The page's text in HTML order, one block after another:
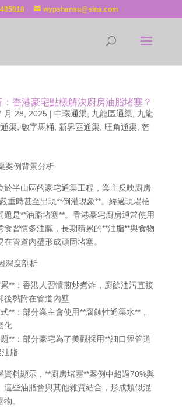
wypshansu@sina.com
香港豪宅點樣解決廚房油脂堵塞？
月 28, 2025 | 中環通渠, 九龍區通渠, 九龍
渠, 數字馬桶 新界區通渠, 旺角通渠, 智
案例背景分析
於半山區的豪宅通渠工程，業主反映廚房
重時甚至出現**倒灌現象**。經過現場檢
題是**油脂堵塞**。香港豪宅廚房通常使用
食習慣多油膩，長期積累的**油脂**與食物
管道內壁形成頑固堵塞。
深度剖析
**：香港人習慣煎炒煮炸，廚餘油污直接
後黏附在管道內壁
**：部分業主會使用**腐蝕性通渠水**，
化
**：部分豪宅為了美觀採用**細口徑管道
油脂
資料顯示，**廚房堵塞**案例中超過70%與
這些油脂會與其他雜質結合，形成類似混
。